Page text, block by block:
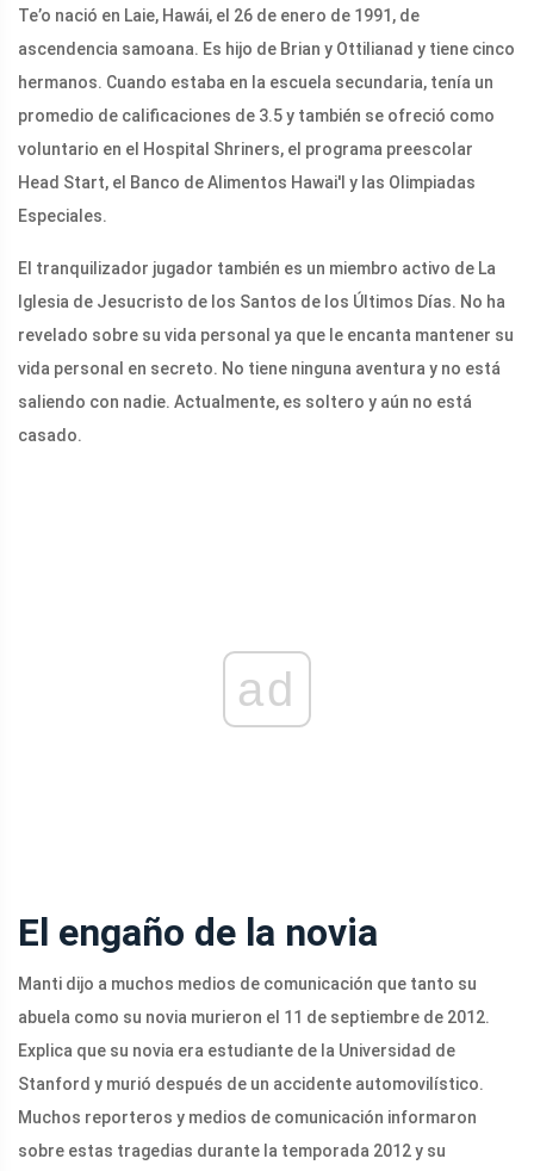
Te’o nació en Laie, Hawái, el 26 de enero de 1991, de
ascendencia samoana. Es hijo de Brian y Ottilianad y tiene cinco
hermanos. Cuando estaba en la escuela secundaria, tenía un
promedio de calificaciones de 3.5 y también se ofreció como
voluntario en el Hospital Shriners, el programa preescolar
Head Start, el Banco de Alimentos Hawai'I y las Olimpiadas
Especiales.
El tranquilizador jugador también es un miembro activo de La
Iglesia de Jesucristo de los Santos de los Últimos Días. No ha
revelado sobre su vida personal ya que le encanta mantener su
vida personal en secreto. No tiene ninguna aventura y no está
saliendo con nadie. Actualmente, es soltero y aún no está
casado.
ad
El engaño de la novia
Manti dijo a muchos medios de comunicación que tanto su
abuela como su novia murieron el 11 de septiembre de 2012.
Explica que su novia era estudiante de la Universidad de
Stanford y murió después de un accidente automovilístico.
Muchos reporteros y medios de comunicación informaron
sobre estas tragedias durante la temporada 2012 y su